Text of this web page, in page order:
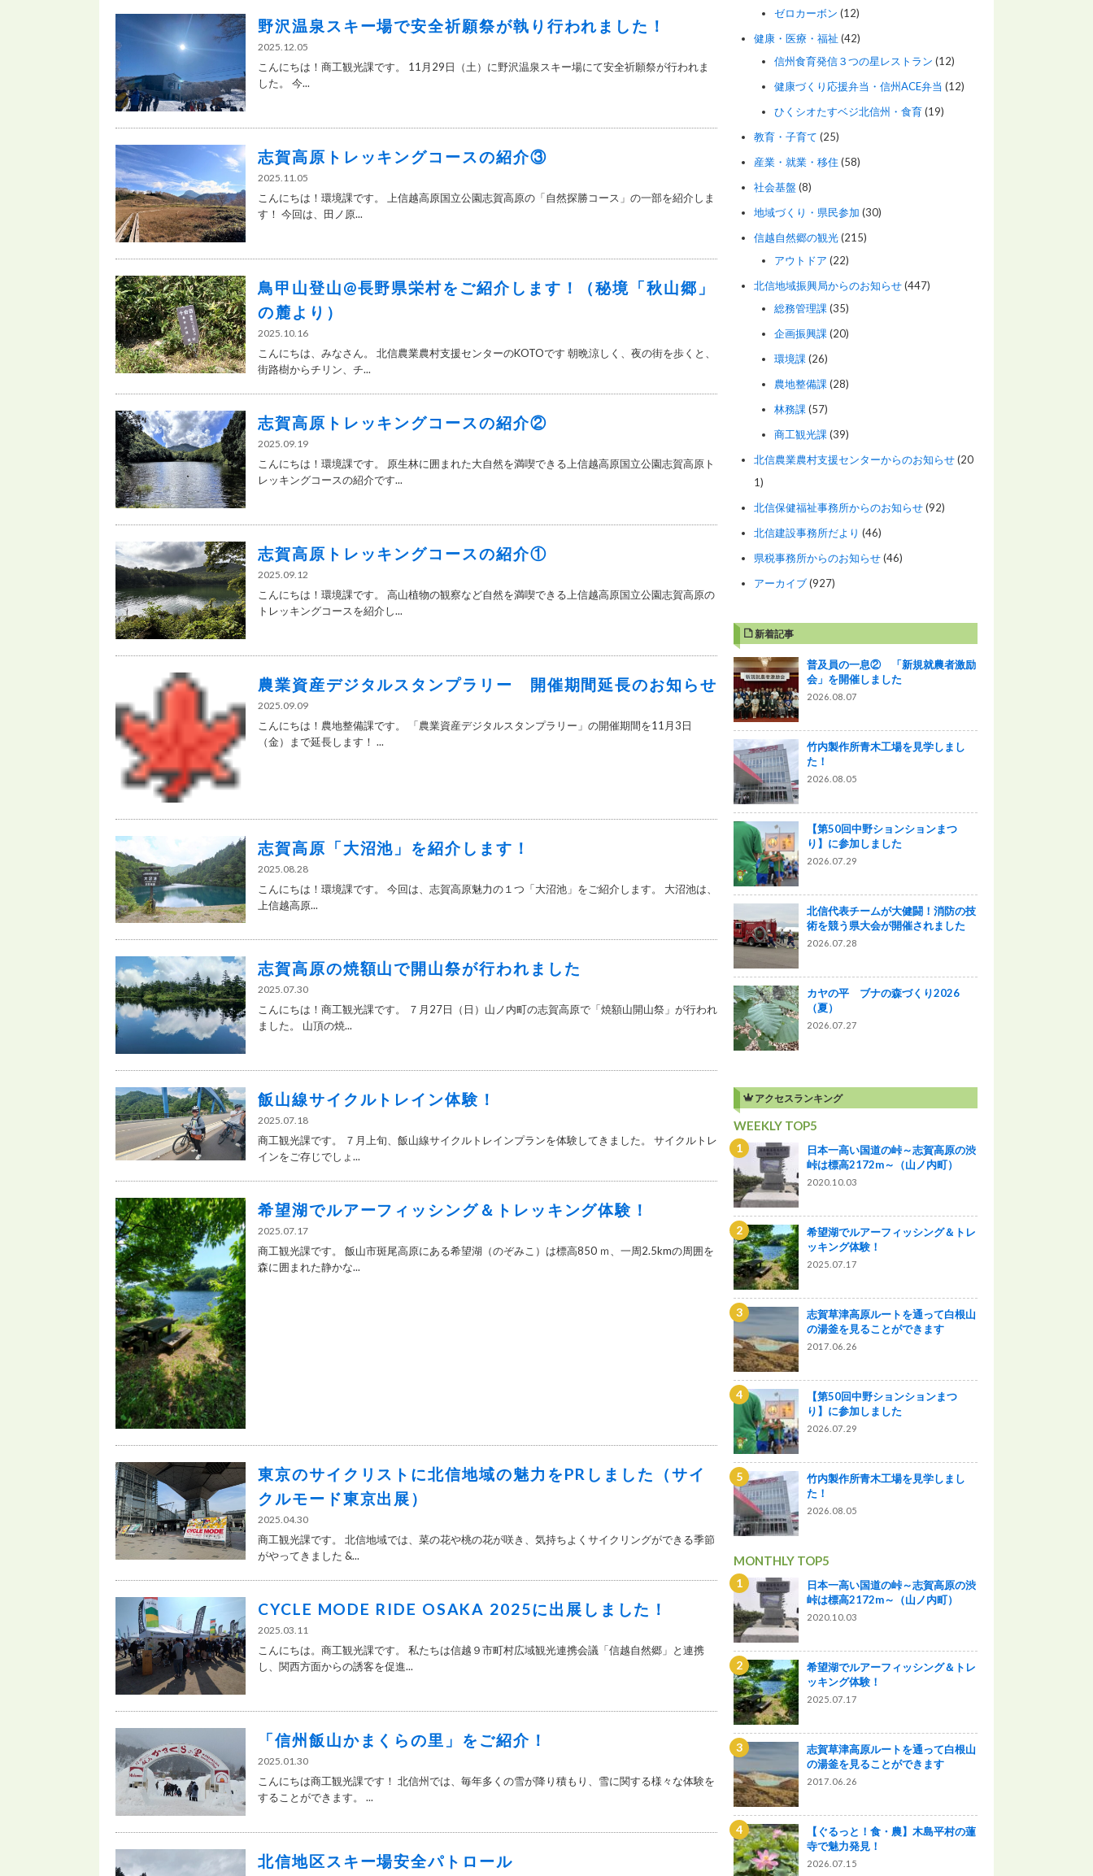
野沢温泉スキー場で安全祈願祭が執り行われました！
2025.12.05
こんにちは！商工観光課です。 11月29日（土）に野沢温泉スキー場にて安全祈願祭が行われま
した。 今...
志賀高原トレッキングコースの紹介③
2025.11.05
こんにちは！環境課です。 上信越高原国立公園志賀高原の「自然探勝コース」の一部を紹介しま
す！ 今回は、田ノ原...
鳥甲山登山@長野県栄村をご紹介します！（秘境「秋山郷」
の麓より）
2025.10.16
こんにちは、みなさん。 北信農業農村支援センターのKOTOです 朝晩涼しく、夜の街を歩くと、
街路樹からチリン、チ...
志賀高原トレッキングコースの紹介②
2025.09.19
こんにちは！環境課です。 原生林に囲まれた大自然を満喫できる上信越高原国立公園志賀高原ト
レッキングコースの紹介です...
志賀高原トレッキングコースの紹介①
2025.09.12
こんにちは！環境課です。 高山植物の観察など自然を満喫できる上信越高原国立公園志賀高原の
トレッキングコースを紹介し...
農業資産デジタルスタンプラリー 開催期間延長のお知らせ
2025.09.09
こんにちは！農地整備課です。 「農業資産デジタルスタンプラリー」の開催期間を11月3日
（金）まで延長します！ ...
志賀高原「大沼池」を紹介します！
2025.08.28
こんにちは！環境課です。 今回は、志賀高原魅力の１つ「大沼池」をご紹介します。 大沼池は、
上信越高原...
志賀高原の焼額山で開山祭が行われました
2025.07.30
こんにちは！商工観光課です。 ７月27日（日）山ノ内町の志賀高原で「焼額山開山祭」が行われ
ました。 山頂の焼...
飯山線サイクルトレイン体験！
2025.07.18
商工観光課です。 ７月上旬、飯山線サイクルトレインプランを体験してきました。 サイクルトレ
インをご存じでしょ...
希望湖でルアーフィッシング＆トレッキング体験！
2025.07.17
商工観光課です。 飯山市斑尾高原にある希望湖（のぞみこ）は標高850 ｍ、一周2.5kmの周囲を
森に囲まれた静かな...
東京のサイクリストに北信地域の魅力をPRしました（サイ
クルモード東京出展）
2025.04.30
商工観光課です。 北信地域では、菜の花や桃の花が咲き、気持ちよくサイクリングができる季節
がやってきました &...
CYCLE MODE RIDE OSAKA 2025に出展しました！
2025.03.11
こんにちは。商工観光課です。 私たちは信越９市町村広域観光連携会議「信越自然郷」と連携
し、関西方面からの誘客を促進...
「信州飯山かまくらの里」をご紹介！
2025.01.30
こんにちは商工観光課です！ 北信州では、毎年多くの雪が降り積もり、雪に関する様々な体験を
することができます。 ...
北信地区スキー場安全パトロール
ゼロカーボン (12)
健康・医療・福祉 (42)
信州食育発信３つの星レストラン (12)
健康づくり応援弁当・信州ACE弁当 (12)
ひくシオたすベジ北信州・食育(19)
教育・子育て (25)
産業・就業・移住 (58)
社会基盤(8)
地域づくり・県民参加 (30)
信越自然郷の観光(215)
アウトドア (22)
北信地域振興局からのお知らせ(447)
総務管理課(35)
企画振興課(20)
環境課(26)
農地整備課(28)
林務課(57)
商工観光課(39)
北信農業農村支援センターからのお知らせ(20
1)
北信保健福祉事務所からのお知らせ(92)
北信建設事務所だより (46)
県税事務所からのお知らせ(46)
アーカイブ(927)
新着記事
普及員の一息② 「新規就農者激励
会」を開催しました
2026.08.07
竹内製作所青木工場を見学しまし
た！
2026.08.05
【第50回中野ションションまつ
り】に参加しました
2026.07.29
北信代表チームが大健闘！消防の技
術を競う県大会が開催されました
2026.07.28
カヤの平 ブナの森づくり2026
（夏）
2026.07.27
アクセスランキング
WEEKLY TOP5
日本一高い国道の峠～志賀高原の渋
峠は標高2172m～（山ノ内町）
2020.10.03
希望湖でルアーフィッシング＆トレ
ッキング体験！
2025.07.17
志賀草津高原ルートを通って白根山
の湯釜を見ることができます
2017.06.26
【第50回中野ションションまつ
り】に参加しました
2026.07.29
竹内製作所青木工場を見学しまし
た！
2026.08.05
MONTHLY TOP5
日本一高い国道の峠～志賀高原の渋
峠は標高2172m～（山ノ内町）
2020.10.03
希望湖でルアーフィッシング＆トレ
ッキング体験！
2025.07.17
志賀草津高原ルートを通って白根山
の湯釜を見ることができます
2017.06.26
【ぐるっと！食・農】木島平村の蓮
寺で魅力発見！
2026.07.15